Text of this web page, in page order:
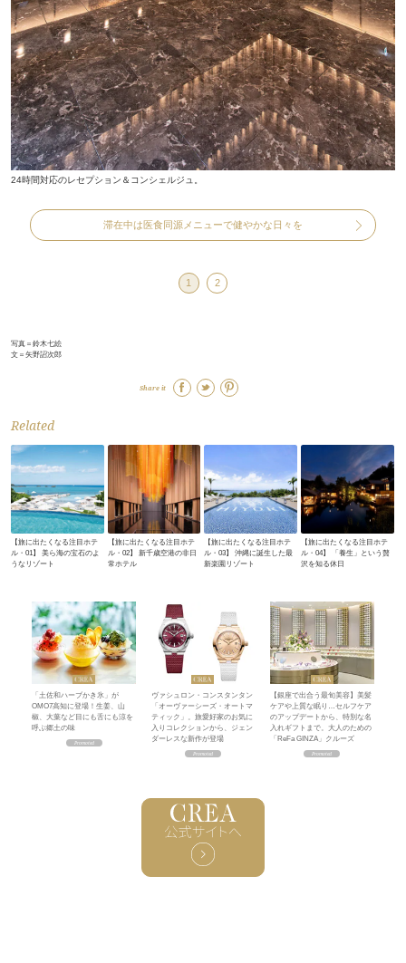
24時間対応のレセプション＆コンシェルジュ。
滞在中は医食同源メニューで健やかな日々を
1 2
写真＝鈴木七絵
文＝矢野詔次郎
Share it
Related
【旅に出たくなる注目ホテ
ル・01】 美ら海の宝石のよ
うなリゾート
【旅に出たくなる注目ホテ
ル・02】 新千歳空港の非日
常ホテル
【旅に出たくなる注目ホテ
ル・03】 沖縄に誕生した最
新楽園リゾート
【旅に出たくなる注目ホテ
ル・04】 「養生」という贅
沢を知る休日
「土佐和ハーブかき氷」が
OMO7高知に登場！生姜、山
椒、大葉など目にも舌にも涼を
呼ぶ郷土の味
ヴァシュロン・コンスタンタン
「オーヴァーシーズ・オートマ
ティック」。旅愛好家のお気に
入りコレクションから、ジェン
ダーレスな新作が登場
【銀座で出合う最旬美容】美髪
ケアや上質な眠り…セルフケア
のアップデートから、特別な名
入れギフトまで。大人のための
「ReFa GINZA」クルーズ